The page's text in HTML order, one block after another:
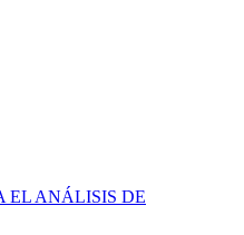
EL ANÁLISIS DE